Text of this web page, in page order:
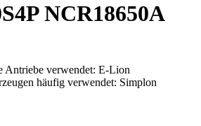
NCR18650A
Antriebe verwendet: E-Lion
häufig verwendet: Simplon